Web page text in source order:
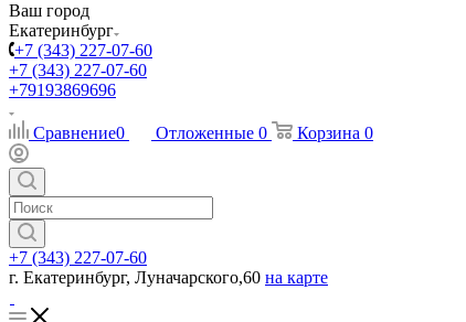
Ваш город
Екатеринбург
+7 (343) 227-07-60
+7 (343) 227-07-60
+79193869696
Сравнение0 Отложенные 0 Корзина 0
+7 (343) 227-07-60
г. Екатеринбург, Луначарского,60 на карте